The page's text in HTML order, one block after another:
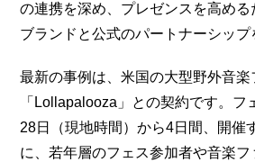
の連携を深め、プレゼンスを高め
ブランドと公式のパートナーシップ
最新の事例は、米国の大型野外音
「Lollapalooza」との契約です。フ
28日（現地時間）から4日間、開催
に、若年層のフェス参加者や音楽